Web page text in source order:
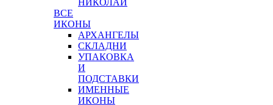
ВСЕ
ИКОНЫ
АРХАНГЕЛЫ
СКЛАДНИ
УПАКОВКА
И
ПОДСТАВКИ
ИМЕННЫЕ
ИКОНЫ